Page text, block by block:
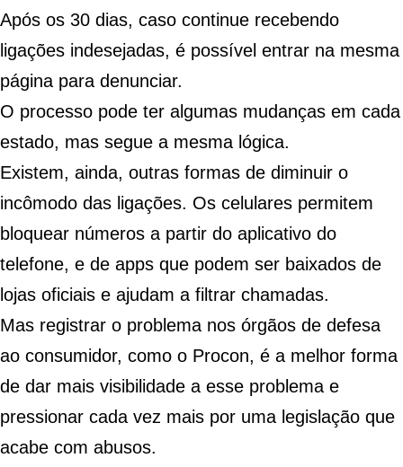
Após os 30 dias, caso continue recebendo
ligações indesejadas, é possível entrar na mesma
página para denunciar.
O processo pode ter algumas mudanças em cada
estado, mas segue a mesma lógica.
Existem, ainda, outras formas de diminuir o
incômodo das ligações. Os celulares permitem
bloquear números a partir do aplicativo do
telefone, e de apps que podem ser baixados de
lojas oficiais e ajudam a filtrar chamadas.
Mas registrar o problema nos órgãos de defesa
ao consumidor, como o Procon, é a melhor forma
de dar mais visibilidade a esse problema e
pressionar cada vez mais por uma legislação que
acabe com abusos.